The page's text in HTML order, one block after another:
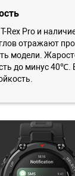
Rex Pro и
отражают
модели.
до минус 40℃.